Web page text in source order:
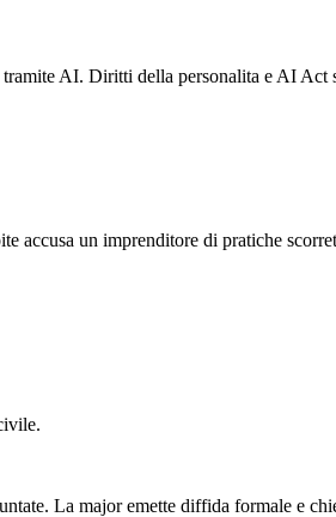
AI. Diritti della personalita e AI
accusa un imprenditore di pratiche
La major emette diffida formale e